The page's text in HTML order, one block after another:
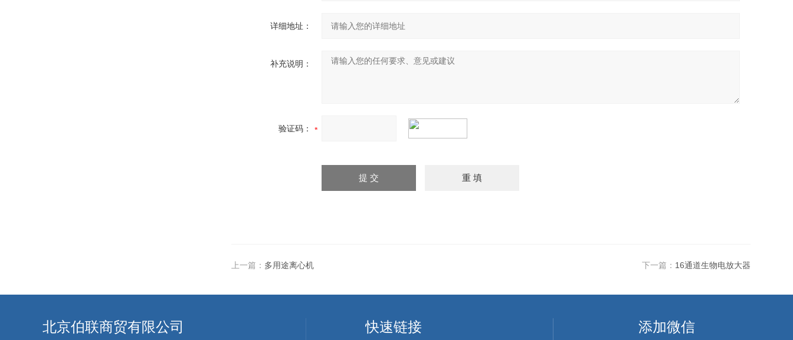
详细地址：
补充说明：
验证码：
上一篇： 多用途离心机 下一篇： 16通道生物电放大器
北京伯联商贸有限公司 快速链接 添加微信